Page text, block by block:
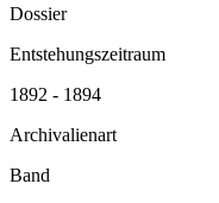
Dossier
Entstehungszeitraum
1892 - 1894
Archivalienart
Band